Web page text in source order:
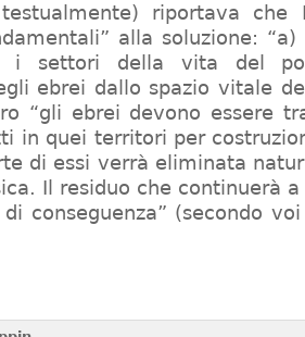
riportava che
alla soluzione:
i settori della vita del
ebrei dallo spazio vitale
“gli ebrei devono essere
in quei territori per
di essi verrà eliminata
Il residuo che continuerà
conseguenza” (secondo